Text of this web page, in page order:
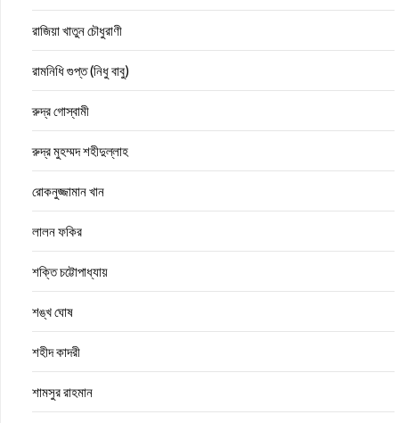
রাজিয়া খাতুন চৌধুরাণী
রামনিধি গুপ্ত (নিধু বাবু)
রুদ্র গোস্বামী
রুদ্র মুহম্মদ শহীদুল্লাহ
রোকনুজ্জামান খান
লালন ফকির
শক্তি চট্টোপাধ্যায়
শঙ্খ ঘোষ
শহীদ কাদরী
শামসুর রাহমান